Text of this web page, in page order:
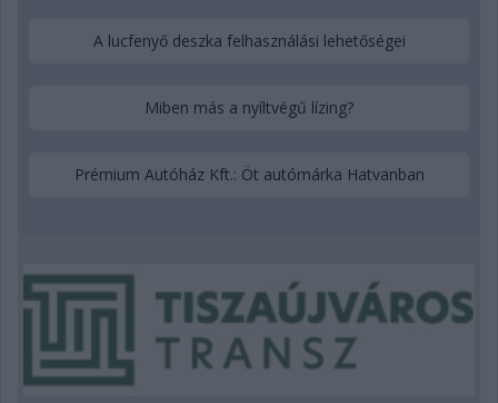
A lucfenyő deszka felhasználási lehetőségei
Miben más a nyíltvégű lízing?
Prémium Autóház Kft.: Öt autómárka Hatvanban